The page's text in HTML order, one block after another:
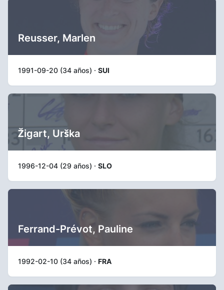
Reusser, Marlen
1991-09-20 (34 años) · SUI
Žigart, Urška
1996-12-04 (29 años) · SLO
Ferrand-Prévot, Pauline
1992-02-10 (34 años) · FRA